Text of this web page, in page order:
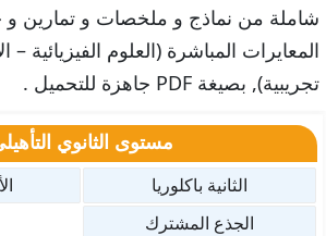
شاملة من نماذج و ملخصات و تمارين
المعايرات المباشرة (العلوم الفيزيائية –
تجريبية), بصيغة PDF جاهزة للتحميل .
مستوى الثانوي
الثانية باكلوريا
الجذع المشترك